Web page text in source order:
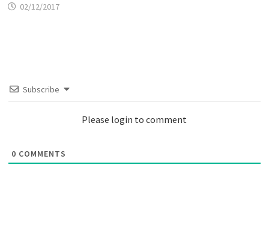
02/12/2017
Subscribe
Please login to comment
0 COMMENTS